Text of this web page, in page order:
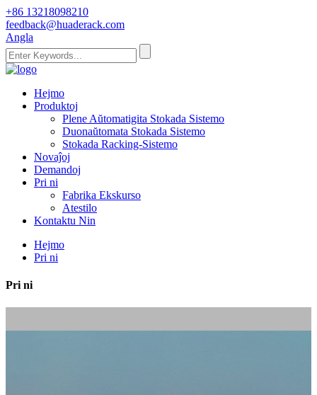
+86 13218098210
feedback@huaderack.com
Angla
Hejmo
Produktoj
Plene Aŭtomatigita Stokada Sistemo
Duonaŭtomata Stokada Sistemo
Stokada Racking-Sistemo
Novaĵoj
Demandoj
Pri ni
Fabrika Ekskurso
Atestilo
Kontaktu Nin
Hejmo
Pri ni
Pri ni